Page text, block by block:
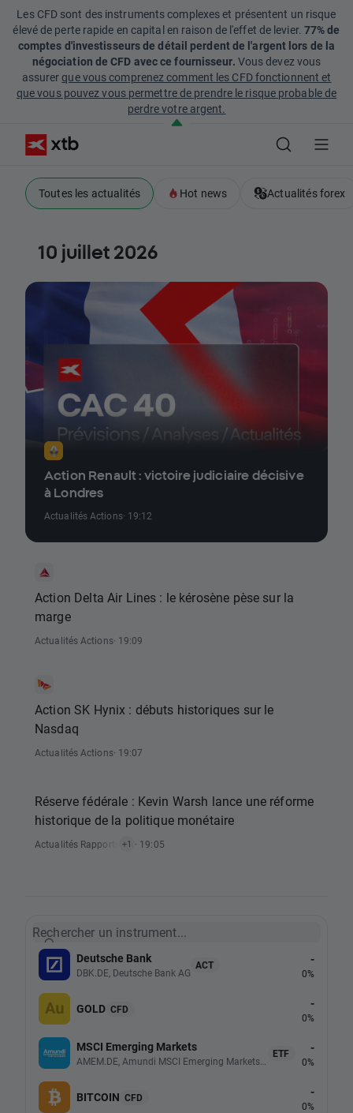
Les CFD sont des instruments complexes et présentent un risque
élevé de perte rapide en capital en raison de l'effet de levier. 77% de
comptes d'investisseurs de détail perdent de l'argent lors de la
négociation de CFD avec ce fournisseur. Vous devez vous
assurerque vous comprenez comment les CFD fonctionnent et
que vous pouvez vous permettre de prendre le risque probable de
perdre votre argent.
Toutes les actualités Hot news Actualités forex
10 juillet 2026
Action Renault : victoire judiciaire décisive
à Londres
Actualités Actions· 19:12
Action Delta Air Lines : le kérosène pèse sur la
marge
Actualités Actions· 19:09
Action SK Hynix : débuts historiques sur le
Nasdaq
Actualités Actions· 19:07
Réserve fédérale : Kevin Warsh lance une réforme
historique de la politique monétaire
Actualités Rapports Économiques
+1 · 19:05
Rechercher un instrument...
Deutsche Bank
DBK.DE, Deutsche Bank AG
ACT -
0%
GOLD CFD -
0%
MSCI Emerging Markets ETF -
0%
BITCOIN CFD -
0%